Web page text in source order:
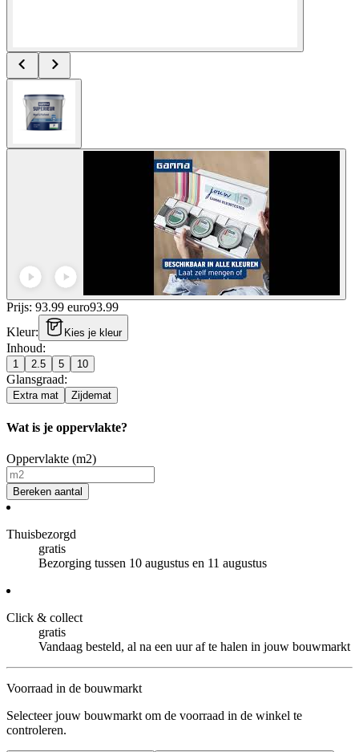
Prijs: 93.99 euro93.99
Kleur: Kies je kleur
Inhoud:
1 2.5 5 10
Glansgraad:
Extra mat Zijdemat
Wat is je oppervlakte?
Oppervlakte (m2)
Bereken aantal
Thuisbezorgd
gratis
Bezorging tussen 10 augustus en 11 augustus
Click & collect
gratis
Vandaag besteld, al na een uur af te halen in jouw bouwmarkt
Voorraad in de bouwmarkt
Selecteer jouw bouwmarkt om de voorraad in de winkel te
controleren.